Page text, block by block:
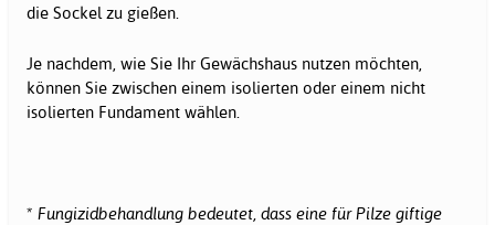
die Sockel zu gießen.
Je nachdem, wie Sie Ihr Gewächshaus nutzen möchten,
können Sie zwischen einem isolierten oder einem nicht
isolierten Fundament wählen.
* Fungizidbehandlung bedeutet, dass eine für Pilze giftige